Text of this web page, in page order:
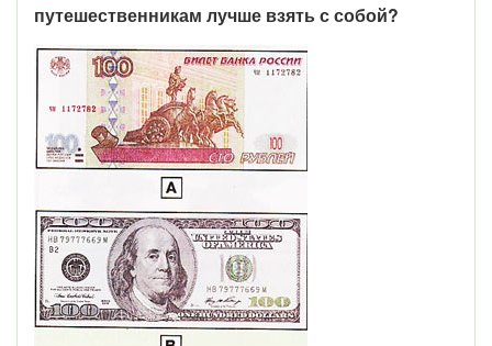
путешественникам лучше взять с собой?